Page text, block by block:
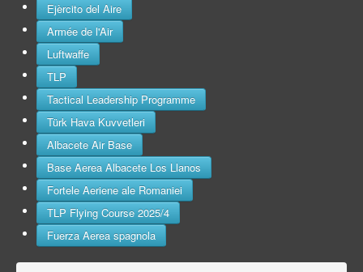
Ejèrcito del Aire
Armée de l'Air
Luftwaffe
TLP
Tactical Leadership Programme
Türk Hava Kuvvetleri
Albacete Air Base
Base Aerea Albacete Los Llanos
Fortele Aeriene ale Romaniei
TLP Flying Course 2025/4
Fuerza Aerea spagnola